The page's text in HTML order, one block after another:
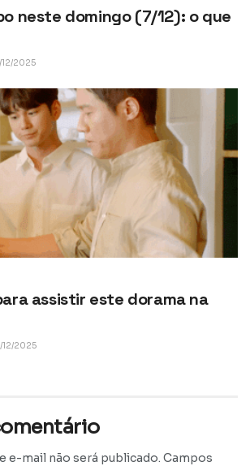
neste domingo (7/12): o que
12/2025
assistir este dorama na
12/2025
e-mail não será publicado. Campos